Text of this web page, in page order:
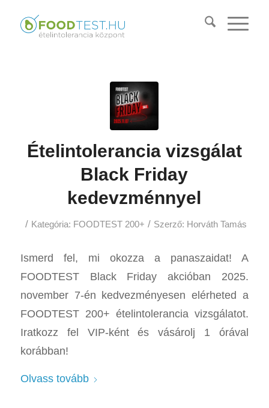
Ételintolerancia vizsgálat
Black Friday
kedevzménnyel
/ Kategória: FOODTEST 200+ / Szerző: Horváth Tamás
Ismerd fel, mi okozza a panaszaidat! A
FOODTEST Black Friday akcióban 2025.
november 7-én kedvezményesen elérheted a
FOODTEST 200+ ételintolerancia vizsgálatot.
Iratkozz fel VIP-ként és vásárolj 1 órával
korábban!
Olvass tovább